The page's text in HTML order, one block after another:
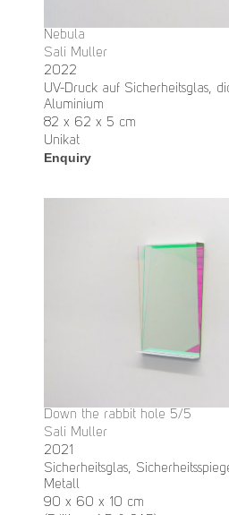
Nebula
Sali Muller
2022
UV-Druck auf Sicherheitsglas,
Aluminium
82 x 62 x 5 cm
Unikat
Enquiry
Down the rabbit hole 5/5
Sali Muller
2021
Sicherheitsglas,
Metall
90 x 60 x 10 cm